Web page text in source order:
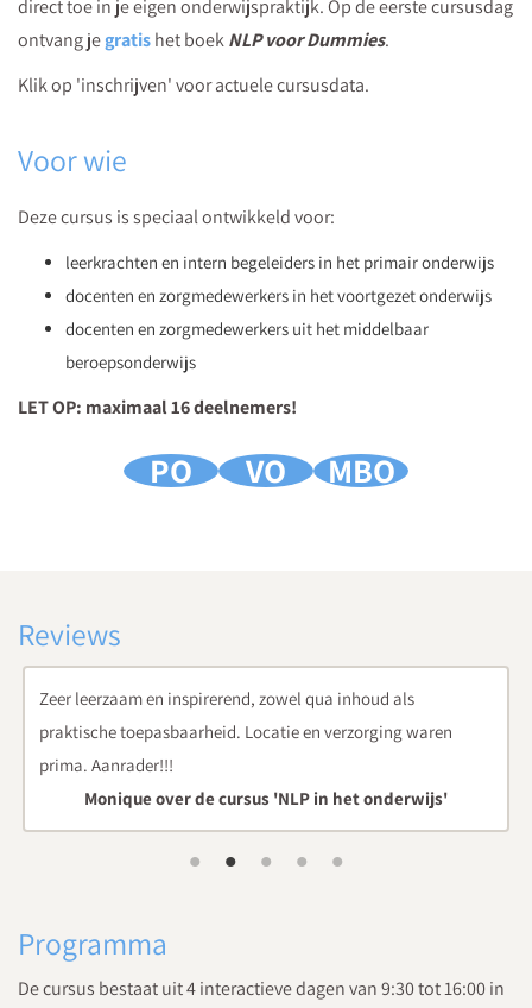
direct toe in je eigen onderwijspraktijk. Op de eerste cursusdag
ontvang jegratishet boekNLP voor Dummies.
Klik op 'inschrijven' voor actuele cursusdata.
Voor wie
Deze cursus is speciaal ontwikkeld voor:
leerkrachten en intern begeleiders in het primair onderwijs
docenten en zorgmedewerkers in het voortgezet onderwijs
docenten en zorgmedewerkers uit het middelbaar
beroepsonderwijs
LET OP: maximaal 16 deelnemers!
PO VO MBO
Reviews
Bruikbare tools in het dagelijks leven en voor in de klas. Je
krijgt een beeld wat je allemaal met NLP kunt en hoe je het
kunt inzetten
deelnemer over de vorige editie
Programma
De cursus bestaat uit 4 interactieve dagen van 9:30 tot 16:00 in